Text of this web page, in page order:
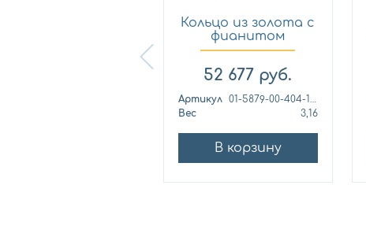
Кольцо из золота с
фианитом
Платина 0...
52 677 руб.
Артикул
01-5879-00-404-1110
Вес
3,16
В корзину